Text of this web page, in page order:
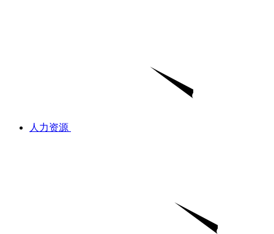
人力资源